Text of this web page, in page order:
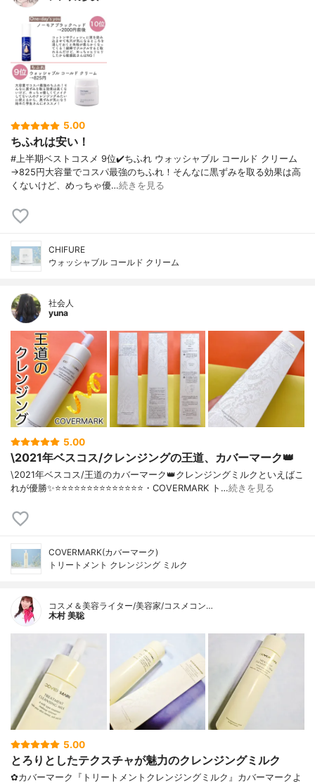
5.00
ちふれは安い！
#上半期ベストコスメ 9位✔️ちふれ ウォッシャブル コールド クリーム
→825円大容量でコスパ最強のちふれ！そんなに黒ずみを取る効果は高
くないけど、めっちゃ優…続きを見る
CHIFURE
ウォッシャブル コールド クリーム
社会人
yuna
5.00
\2021年ベスコス/クレンジングの王道、カバーマーク👑
\2021年ベスコス/王道のカバーマーク👑クレンジングミルクといえばこ
れが優勝✨⭐️⭐️⭐️⭐️⭐️⭐️⭐️⭐️⭐️⭐️⭐️⭐️⭐️⭐️・COVERMARK ト…続きを見る
COVERMARK(カバーマーク)
トリートメント クレンジング ミルク
コスメ＆美容ライター/美容家/コスメコン…
木村 美聡
5.00
とろりとしたテクスチャが魅力のクレンジングミルク
✿カバーマーク『トリートメントクレンジングミルク』カバーマークよ